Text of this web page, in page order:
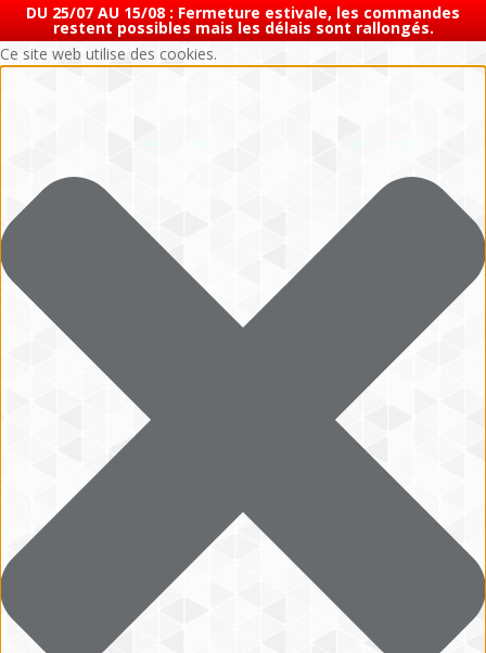
DU 25/07 AU 15/08 : Fermeture estivale, les commandes
restent possibles mais les délais sont rallongés.
Ce site web utilise des cookies.